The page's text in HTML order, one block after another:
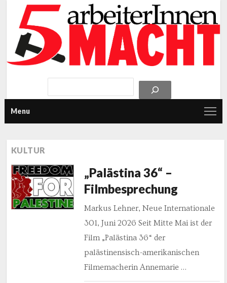
Menu
KULTUR
„Palästina 36“ –
Filmbesprechung
Markus Lehner, Neue Internationale
301, Juni 2026 Seit Mitte Mai ist der
Film „Palästina 36“ der
palästinensisch-amerikanischen
Filmemacherin Annemarie …